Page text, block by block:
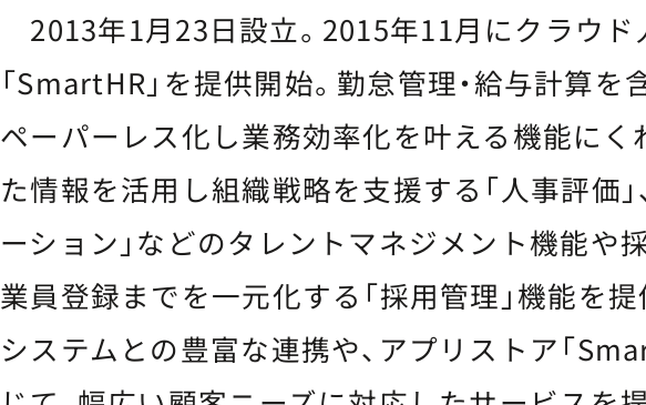
2013年1月23日設立。2015年11月にクラウド
「SmartHR」を提供開始。勤怠管理・給与計算を
ペーパーレス化し業務効率化を叶える機能にく
た情報を活用し組織戦略を支援する「人事評価」
ーション」などのタレントマネジメント機能や
業員登録までを一元化する「採用管理」機能を提
システムとの豊富な連携や、アプリストア「